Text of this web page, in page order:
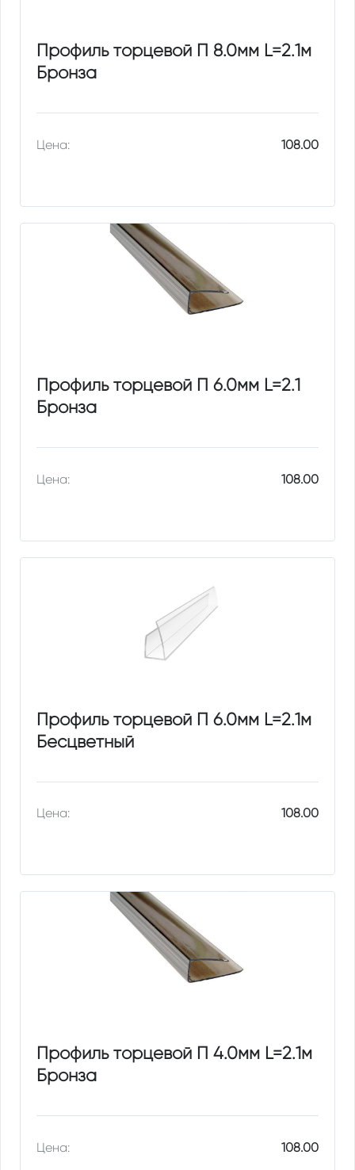
Профиль торцевой П 8.0мм L=2.1м
Бронза
Цена: 108.00
Профиль торцевой П 6.0мм L=2.1
Бронза
Цена: 108.00
Профиль торцевой П 6.0мм L=2.1м
Бесцветный
Цена: 108.00
Профиль торцевой П 4.0мм L=2.1м
Бронза
Цена: 108.00